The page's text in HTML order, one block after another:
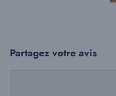
Partagez votre avis